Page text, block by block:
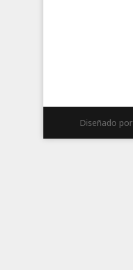
Diseñado por